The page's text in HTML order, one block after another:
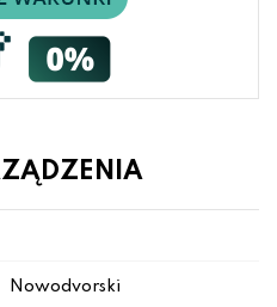
Nowodvorski